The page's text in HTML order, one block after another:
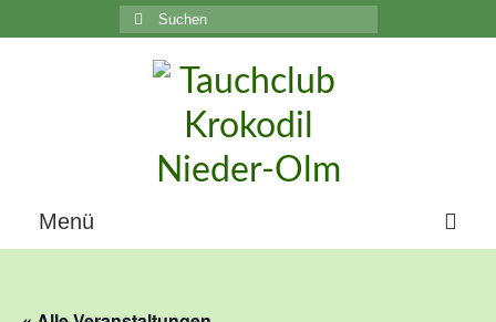
Suchen
nach:
Menü